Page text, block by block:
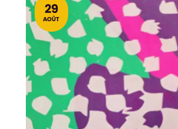
LE
29
AOÛT